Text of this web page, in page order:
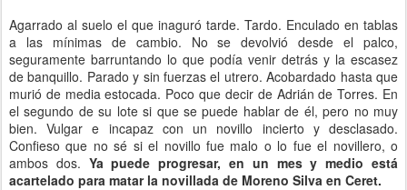
Agarrado al suelo el que inaguró tarde. Tardo. Enculado en tablas
a las mínimas de cambio. No se devolvió desde el palco,
seguramente barruntando lo que podía venir detrás y la escasez
de banquillo. Parado y sin fuerzas el utrero. Acobardado hasta que
murió de media estocada. Poco que decir de Adrián de Torres. En
el segundo de su lote si que se puede hablar de él, pero no muy
bien. Vulgar e incapaz con un novillo incierto y desclasado.
Confieso que no sé si el novillo fue malo o lo fue el novillero, o
ambos dos. Ya puede progresar, en un mes y medio está
acartelado para matar la novillada de Moreno Silva en Ceret.